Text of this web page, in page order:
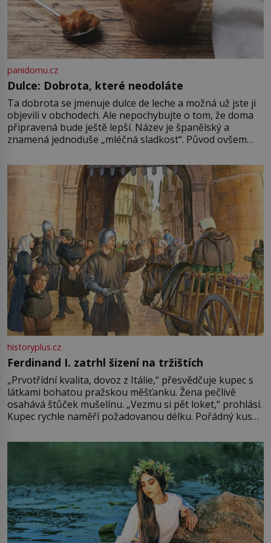
panidomu.cz
Dulce: Dobrota, které neodoláte
Ta dobrota se jmenuje dulce de leche a možná už jste ji
objevili v obchodech. Ale nepochybujte o tom, že doma
připravená bude ještě lepší. Název je španělský a
znamená jednoduše „mléčná sladkost“. Původ ovšem
pře hned několik latinskoamerických zemí a k tomu
Francie, kde se traduje,
historyplus.cz
Ferdinand I. zatrhl šizení na tržištích
„Prvotřídní kvalita, dovoz z Itálie,“ přesvědčuje kupec s
látkami bohatou pražskou měšťanku. Žena pečlivě
osahává štůček mušelínu. „Vezmu si pět loket,“ prohlásí.
Kupec rychle naměří požadovanou délku. Pořádný kus
milostpaní. Stačí jenom na sukni,“ zhodnotí švadlena
množství růžového mušelínu. „Ošidili vás, podívejte.“
Vezme do ruky dřevěnou